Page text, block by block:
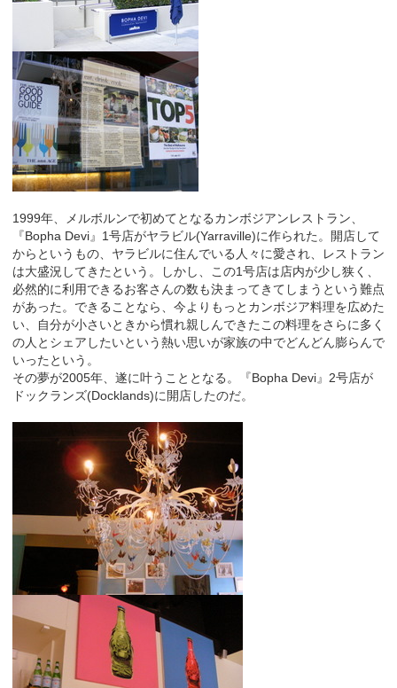
1999年、メルボルンで初めてとなるカンボジアンレストラン、
『Bopha Devi』1号店がヤラビル(Yarraville)に作られた。開店して
からというもの、ヤラビルに住んでいる人々に愛され、レストラン
は大盛況してきたという。しかし、この1号店は店内が少し狭く、
必然的に利用できるお客さんの数も決まってきてしまうという難点
があった。できることなら、今よりもっとカンボジア料理を広めた
い、自分が小さいときから慣れ親しんできたこの料理をさらに多く
の人とシェアしたいという熱い思いが家族の中でどんどん膨らんで
いったという。
その夢が2005年、遂に叶うこととなる。『Bopha Devi』2号店が
ドックランズ(Docklands)に開店したのだ。